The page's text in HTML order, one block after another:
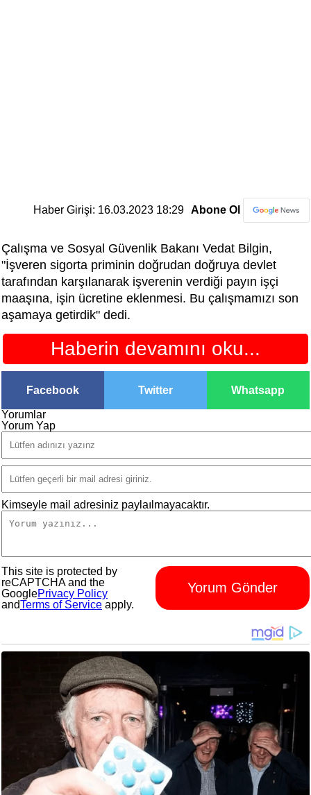
Haber Girişi: 16.03.2023 18:29 Abone Ol
Çalışma ve Sosyal Güvenlik Bakanı Vedat Bilgin,
"İşveren sigorta priminin doğrudan doğruya devlet
tarafından karşılanarak işverenin verdiği payın işçi
maaşına, işin ücretine eklenmesi. Bu çalışmamızı son
aşamaya getirdik" dedi.
Haberin devamını oku...
Facebook Twitter Whatsapp
Yorumlar
Yorum Yap
Kimseyle mail adresiniz paylaılmayacaktır.
Yorum Gönder
This site is protected by
reCAPTCHA and the
GooglePrivacy Policy
andTerms of Service apply.